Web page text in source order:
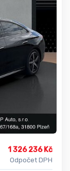
1 326 236 Kč
Odpočet DPH